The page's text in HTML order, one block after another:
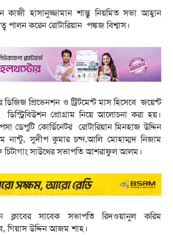
কাজী হাসানুজ্জামান শান্তু নিয়মিত সভা আহ্বান
পালন করেন রোটারিয়ান পঙ্কজ বিশ্বাস।
ডিজিজ প্রিভেনশন ও ট্রিটমেন্ট মাস হিসেবে জয়েন্ট
ডিস্ট্রিবিউশন প্রোগ্রাম নিয়ে আলোচনা করা হয়।
ডেপুটি কোর্ডিনেটর রোটারিয়ান মিনহাজ উদ্দিন
সুদীপ কুমার চন্দ,আলি মোহাম্মদ নিজাম
চিটাগাং সাউথের সভাপতি আশরাফুল আলম।
ক্লাবের সাবেক সভাপতি রিদওয়ানুল করিম
গিয়াস উদ্দিন আজম শাহ।